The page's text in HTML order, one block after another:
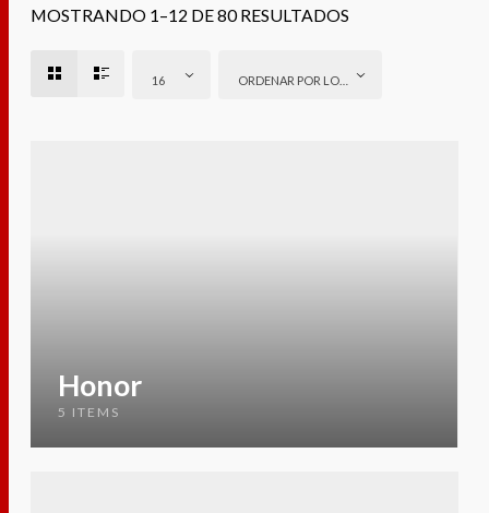
MOSTRANDO 1–12 DE 80 RESULTADOS
16 ORDENAR POR LOS ÚLTIMOS
Honor
5 ITEMS